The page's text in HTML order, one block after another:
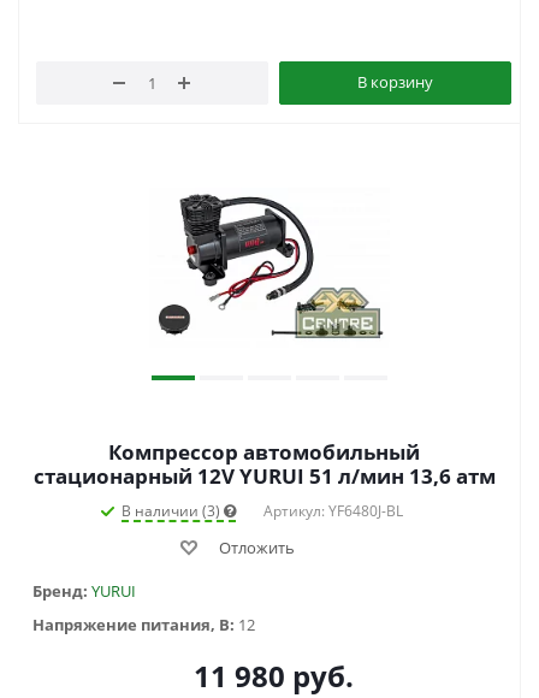
В корзину
Компрессор автомобильный
стационарный 12V YURUI 51 л/мин 13,6 атм
В наличии (3) Артикул: YF6480J-BL
Отложить
Бренд: YURUI
Напряжение питания, В: 12
11 980 руб.